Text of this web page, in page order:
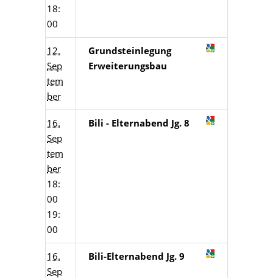
18:
00
12.
Sep
tem
ber
Grundsteinlegung
Erweiterungsbau
16.
Sep
tem
ber
18:
00
19:
00
Bili - Elternabend Jg. 8
16.
Sep
Bili-Elternabend Jg. 9